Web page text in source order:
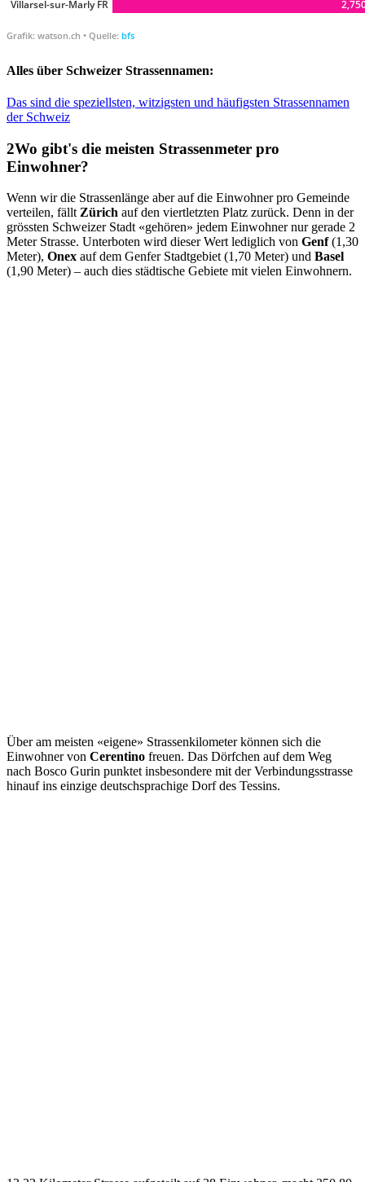
Alles über Schweizer Strassennamen:
Das sind die speziellsten, witzigsten und häufigsten Strassennamen
der Schweiz
Wo gibt's die meisten Strassenmeter pro
Einwohner?
Wenn wir die Strassenlänge aber auf die Einwohner pro Gemeinde
verteilen, fälltZürich auf den viertletzten Platz zurück. Denn in der
grössten Schweizer Stadt «gehören» jedem Einwohner nur gerade 2
Meter Strasse. Unterboten wird dieser Wert lediglich von Genf(1,30
Meter), Onex auf dem Genfer Stadtgebiet (1,70 Meter) und Basel
(1,90 Meter) – auch dies städtische Gebiete mit vielen Einwohnern.
Über am meisten «eigene» Strassenkilometer können sich die
Einwohner von Cerentino freuen. Das Dörfchen auf dem Weg
nach Bosco Gurin punktet insbesondere mit der Verbindungsstrasse
hinauf ins einzige deutschsprachige Dorf des Tessins.